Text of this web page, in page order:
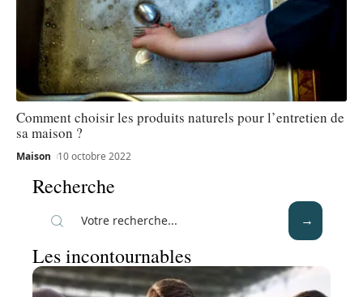
Comment choisir les produits naturels pour l’entretien de
sa maison ?
Maison 10 octobre 2022
Recherche
Les incontournables